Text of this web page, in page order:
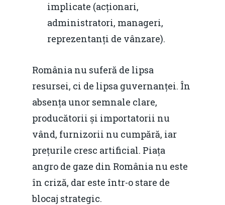
implicate (acționari,
administratori, manageri,
reprezentanți de vânzare).
România nu suferă de lipsa
resursei, ci de lipsa guvernanței. În
absența unor semnale clare,
producătorii și importatorii nu
vând, furnizorii nu cumpără, iar
prețurile cresc artificial. Piața
angro de gaze din România nu este
în criză, dar este într-o stare de
blocaj strategic.